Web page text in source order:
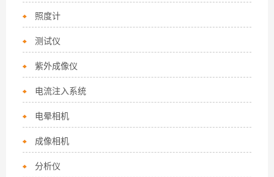
照度计
测试仪
紫外成像仪
电流注入系统
电晕相机
成像相机
分析仪